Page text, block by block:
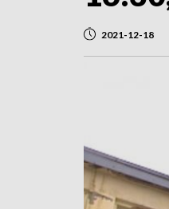
2021-12-18